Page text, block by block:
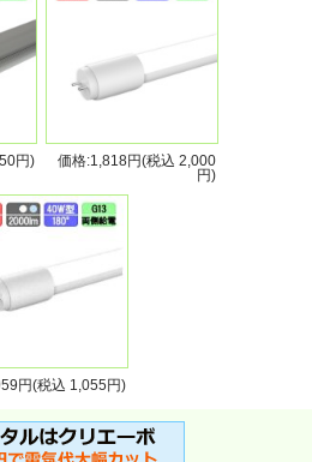
円)
価格:1,818円(税込 2,000
円)
円(税込 1,055円)